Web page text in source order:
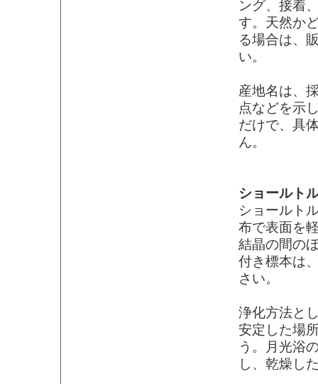
ング、接着
す。天然か
る場合は、
い。
産地名は、
点などを示
だけで、具
ん。
ショールト
ショールト
布で表面を
結晶の間の
付き標本は
さい。
浄化方法と
安定した場
う。月光浴
し、乾燥し